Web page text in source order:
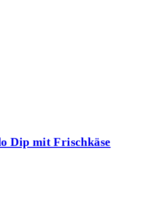
Dip mit Frischkäse